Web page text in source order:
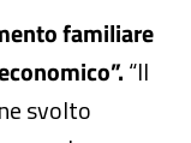
familiare
“Il
svolto